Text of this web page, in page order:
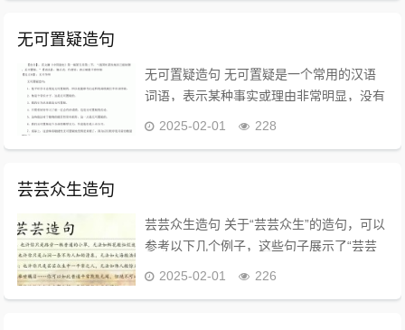
无可置疑造句
无可置疑造句 无可置疑是一个常用的汉语
词语，表示某种事实或理由非常明显，没有
2025-02-01 228
芸芸众生造句
芸芸众生造句 关于“芸芸众生”的造句，可以
参考以下几个例子，这些句子展示了“芸芸
2025-02-01 226